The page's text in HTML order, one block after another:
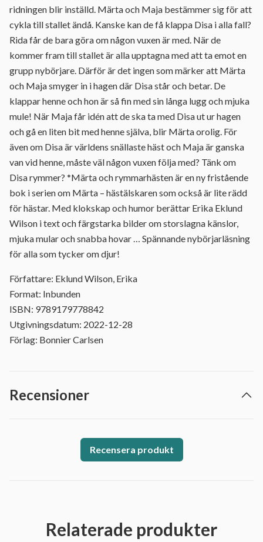
ridningen blir inställd. Märta och Maja bestämmer sig för att
cykla till stallet ändå. Kanske kan de få klappa Disa i alla fall?
Rida får de bara göra om någon vuxen är med. När de
kommer fram till stallet är alla upptagna med att ta emot en
grupp nybörjare. Därför är det ingen som märker att Märta
och Maja smyger in i hagen där Disa står och betar. De
klappar henne och hon är så fin med sin långa lugg och mjuka
mule! När Maja får idén att de ska ta med Disa ut ur hagen
och gå en liten bit med henne själva, blir Märta orolig. För
även om Disa är världens snällaste häst och Maja är ganska
van vid henne, måste väl någon vuxen följa med? Tänk om
Disa rymmer? *Märta och rymmarhästen är en ny fristående
bok i serien om Märta – hästälskaren som också är lite rädd
för hästar. Med klokskap och humor berättar Erika Eklund
Wilson i text och färgstarka bilder om storslagna känslor,
mjuka mular och snabba hovar … Spännande nybörjarläsning
för alla som tycker om djur!
Författare: Eklund Wilson, Erika
Format: Inbunden
ISBN: 9789179778842
Utgivningsdatum: 2022-12-28
Förlag: Bonnier Carlsen
Recensioner
Recensera produkt
Relaterade produkter